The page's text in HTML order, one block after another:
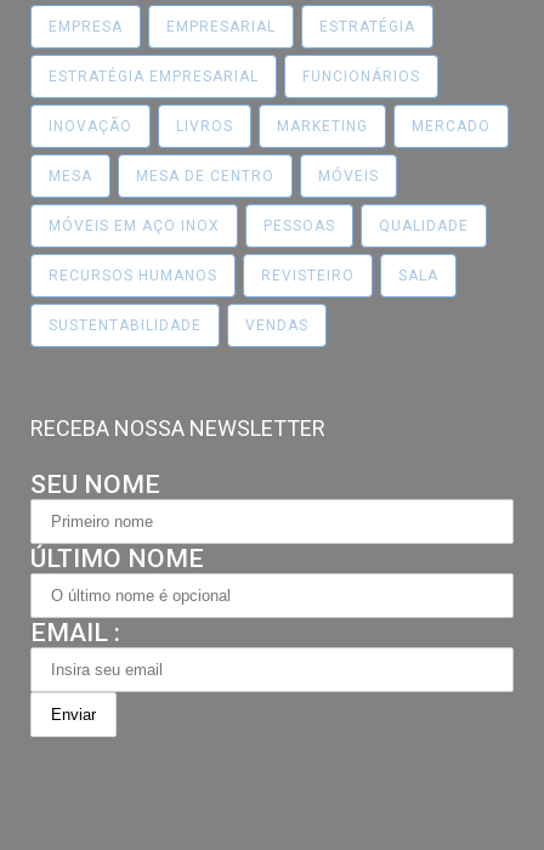
EMPRESA EMPRESARIAL ESTRATÉGIA
ESTRATÉGIA EMPRESARIAL FUNCIONÁRIOS
INOVAÇÃO LIVROS MARKETING MERCADO
MESA MESA DE CENTRO MÓVEIS
MÓVEIS EM AÇO INOX PESSOAS QUALIDADE
RECURSOS HUMANOS REVISTEIRO SALA
SUSTENTABILIDADE VENDAS
RECEBA NOSSA NEWSLETTER
SEU NOME
ÚLTIMO NOME
EMAIL :